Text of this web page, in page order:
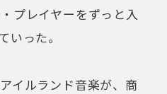
プレイヤーをずっと入
いった。
イルランド音楽が、商